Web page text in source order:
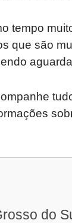
tempo
que são
do